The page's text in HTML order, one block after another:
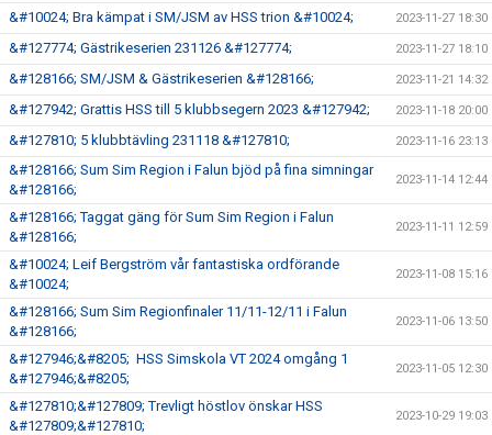
&#10024; Bra kämpat i SM/JSM av HSS trion &#10024; 2023-11-27 18:30
&#127774; Gästrikeserien 231126 &#127774; 2023-11-27 18:10
&#128166; SM/JSM & Gästrikeserien &#128166; 2023-11-21 14:32
&#127942; Grattis HSS till 5 klubbsegern 2023 &#127942; 2023-11-18 20:00
&#127810; 5 klubbtävling 231118 &#127810; 2023-11-16 23:13
&#128166; Sum Sim Region i Falun bjöd på fina simningar
&#128166;
2023-11-14 12:44
&#128166; Taggat gäng för Sum Sim Region i Falun
&#128166;
2023-11-11 12:59
&#10024; Leif Bergström vår fantastiska ordförande
&#10024;
2023-11-08 15:16
&#128166; Sum Sim Regionfinaler 11/11-12/11 i Falun
&#128166;
2023-11-06 13:50
&#127946;&#8205; HSS Simskola VT 2024 omgång 1
&#127946;&#8205;
2023-11-05 12:30
&#127810;&#127809; Trevligt höstlov önskar HSS
&#127809;&#127810;
2023-10-29 19:03